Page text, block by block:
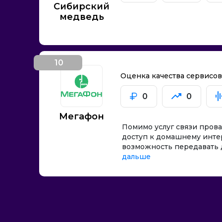
Сибирский
медведь
10
место
Мегафон
Оценка качества сервисов
0 0
Помимо услуг связи
доступ к домашнему
возможность
дальше